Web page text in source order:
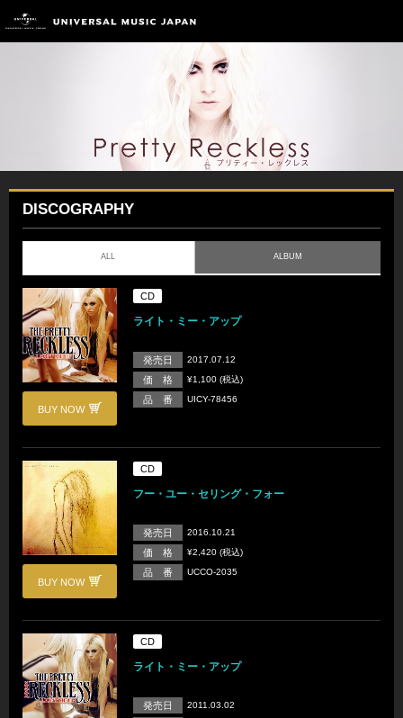
DISCOGRAPHY
ALL ALBUM
BUY NOW
CD
ライト・ミー・アップ
発売日 2017.07.12
価 格 ¥1,100 (税込)
品 番 UICY-78456
BUY NOW
CD
フー・ユー・セリング・フォー
発売日 2016.10.21
価 格 ¥2,420 (税込)
品 番 UCCO-2035
CD
ライト・ミー・アップ
発売日 2011.03.02